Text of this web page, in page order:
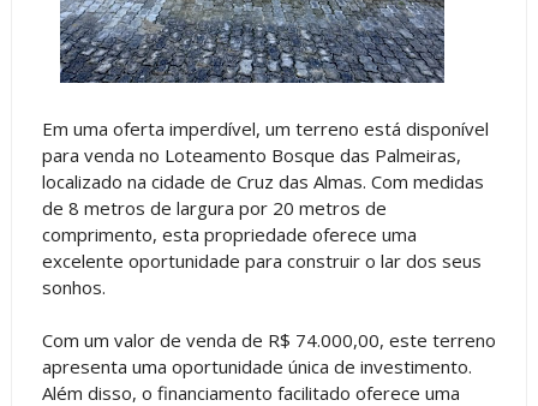
Em uma oferta imperdível, um terreno está disponível
para venda no Loteamento Bosque das Palmeiras,
localizado na cidade de Cruz das Almas. Com medidas
de 8 metros de largura por 20 metros de
comprimento, esta propriedade oferece uma
excelente oportunidade para construir o lar dos seus
sonhos.
Com um valor de venda de R$ 74.000,00, este terreno
apresenta uma oportunidade única de investimento.
Além disso, o financiamento facilitado oferece uma